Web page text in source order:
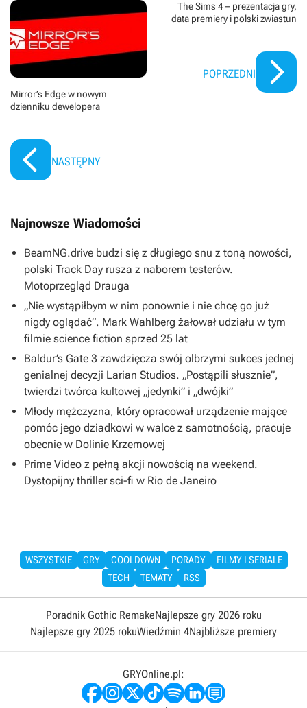
Mirror’s Edge w nowym
dzienniku dewelopera
NASTĘPNY
The Sims 4 – prezentacja gry,
data premiery i polski zwiastun
POPRZEDNI
Najnowsze Wiadomości
BeamNG.drive budzi się z długiego snu z toną nowości,
polski Track Day rusza z naborem testerów.
Motoprzegląd Drauga
„Nie wystąpiłbym w nim ponownie i nie chcę go już
nigdy oglądać”. Mark Wahlberg żałował udziału w tym
filmie science fiction sprzed 25 lat
Baldur’s Gate 3 zawdzięcza swój olbrzymi sukces jednej
genialnej decyzji Larian Studios. „Postąpili słusznie”,
twierdzi twórca kultowej „jedynki” i „dwójki”
Młody mężczyzna, który opracował urządzenie mające
pomóc jego dziadkowi w walce z samotnością, pracuje
obecnie w Dolinie Krzemowej
Prime Video z pełną akcji nowością na weekend.
Dystopijny thriller sci-fi w Rio de Janeiro
WSZYSTKIE GRY COOLDOWN PORADY
FILMY I SERIALE
TECH
TEMATY RSS
Poradnik Gothic RemakeNajlepsze gry 2026 roku
Najlepsze gry 2025 rokuWiedźmin 4Najbliższe premiery
GRYOnline.pl: